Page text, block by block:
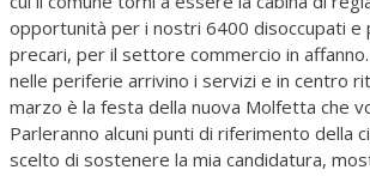
opportunità per i nostri 6400 disoccupati e
precari, per il settore commercio in
nelle periferie arrivino i servizi e in centro
marzo è la festa della nuova Molfetta che
Parleranno alcuni punti di riferimento della
scelto di sostenere la mia candidatura,